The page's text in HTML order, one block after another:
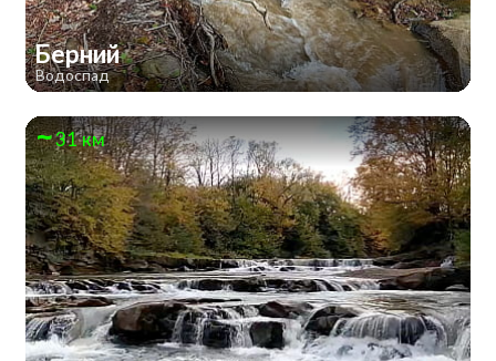
Берний
Водоспад
31 км